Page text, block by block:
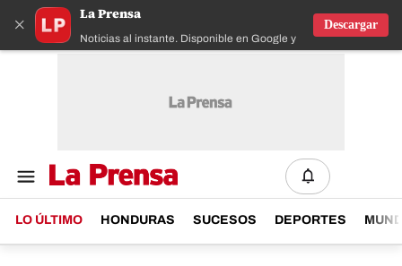
×
La Prensa
Noticias al instante. Disponible en Google y IOS
Descargar
LO ÚLTIMO HONDURAS SUCESOS DEPORTES